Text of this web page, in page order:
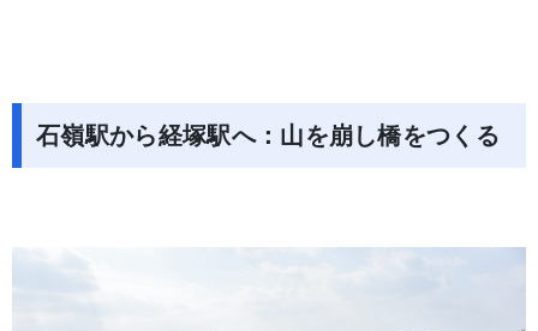
石嶺駅から経塚駅へ：山を崩し橋をつくる